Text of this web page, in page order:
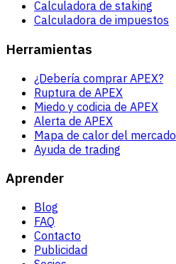
Calculadora de staking
Calculadora de impuestos
Herramientas
¿Debería comprar APEX?
Ruptura de APEX
Miedo y codicia de APEX
Alerta de APEX
Mapa de calor del mercado
Ayuda de trading
Aprender
Blog
FAQ
Contacto
Publicidad